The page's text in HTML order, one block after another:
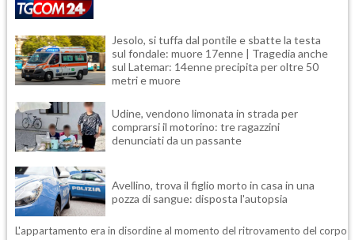
Jesolo, si tuffa dal pontile e sbatte la testa
sul fondale: muore 17enne | Tragedia anche
sul Latemar: 14enne precipita per oltre 50
metri e muore
Udine, vendono limonata in strada per
comprarsi il motorino: tre ragazzini
denunciati da un passante
Avellino, trova il figlio morto in casa in una
pozza di sangue: disposta l'autopsia
L'appartamento era in disordine al momento del ritrovamento del corpo